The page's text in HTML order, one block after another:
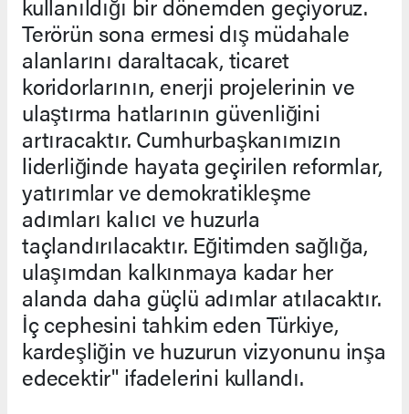
kullanıldığı bir dönemden geçiyoruz.
Terörün sona ermesi dış müdahale
alanlarını daraltacak, ticaret
koridorlarının, enerji projelerinin ve
ulaştırma hatlarının güvenliğini
artıracaktır. Cumhurbaşkanımızın
liderliğinde hayata geçirilen reformlar,
yatırımlar ve demokratikleşme
adımları kalıcı ve huzurla
taçlandırılacaktır. Eğitimden sağlığa,
ulaşımdan kalkınmaya kadar her
alanda daha güçlü adımlar atılacaktır.
İç cephesini tahkim eden Türkiye,
kardeşliğin ve huzurun vizyonunu inşa
edecektir" ifadelerini kullandı.